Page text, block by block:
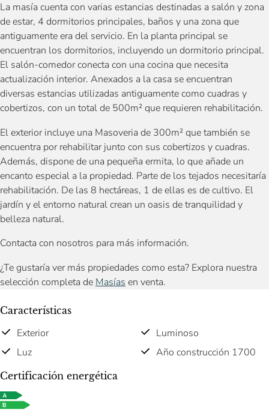
La masía cuenta con varias estancias destinadas a salón y zona
de estar, 4 dormitorios principales, baños y una zona que
antiguamente era del servicio. En la planta principal se
encuentran los dormitorios, incluyendo un dormitorio principal.
El salón-comedor conecta con una cocina que necesita
actualización interior. Anexados a la casa se encuentran
diversas estancias utilizadas antiguamente como cuadras y
cobertizos, con un total de 500m² que requieren rehabilitación.
El exterior incluye una Masoveria de 300m² que también se
encuentra por rehabilitar junto con sus cobertizos y cuadras.
Además, dispone de una pequeña ermita, lo que añade un
encanto especial a la propiedad. Parte de los tejados necesitaría
rehabilitación. De las 8 hectáreas, 1 de ellas es de cultivo. El
jardín y el entorno natural crean un oasis de tranquilidad y
belleza natural.
Contacta con nosotros para más información.
¿Te gustaría ver más propiedades como esta? Explora nuestra
selección completa de Masías en venta.
Características
Exterior
Luminoso
Luz
Año construcción 1700
Certificación energética